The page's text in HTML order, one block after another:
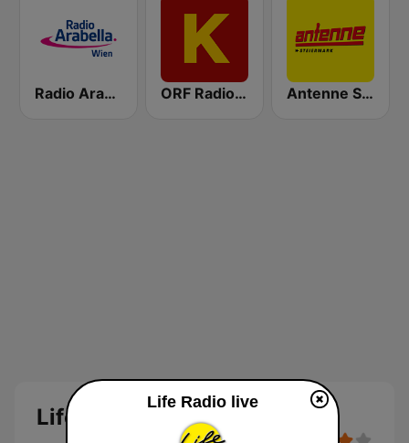
Radio Arabella ORF Radio Kärnten Antenne Steiermark
Life Radio
Life Radio live